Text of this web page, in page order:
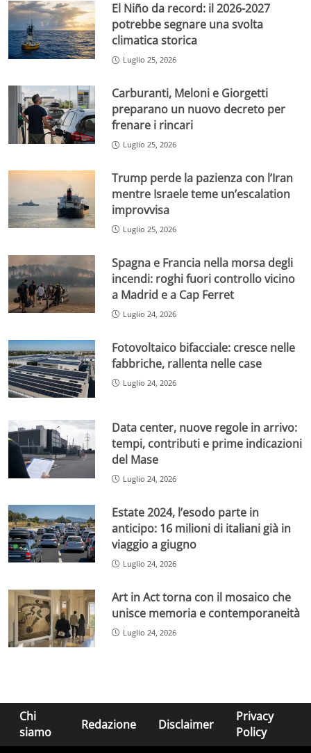
El Niño da record: il 2026-2027
potrebbe segnare una svolta
climatica storica
Luglio 25, 2026
Carburanti, Meloni e Giorgetti
preparano un nuovo decreto per
frenare i rincari
Luglio 25, 2026
Trump perde la pazienza con l’Iran
mentre Israele teme un’escalation
improvvisa
Luglio 25, 2026
Spagna e Francia nella morsa degli
incendi: roghi fuori controllo vicino
a Madrid e a Cap Ferret
Luglio 24, 2026
Fotovoltaico bifacciale: cresce nelle
fabbriche, rallenta nelle case
Luglio 24, 2026
Data center, nuove regole in arrivo:
tempi, contributi e prime indicazioni
del Mase
Luglio 24, 2026
Estate 2024, l’esodo parte in
anticipo: 16 milioni di italiani già in
viaggio a giugno
Luglio 24, 2026
Art in Act torna con il mosaico che
unisce memoria e contemporaneità
Luglio 24, 2026
Chi
siamo
Redazione Disclaimer
Privacy
Policy